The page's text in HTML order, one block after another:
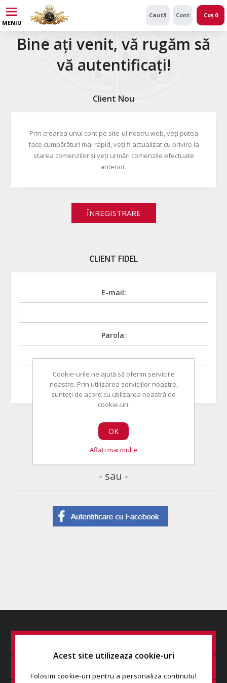
MENIU
Caută Cont Coș 0
Bine ați venit, vă rugăm să
vă autentificați!
Client Nou
Prin crearea unui cont pe site-ul nostru web, veți putea
face cumpărături mai rapid, veți fi actualizat cu privire la
starea comenzilor și veți urmări comenzile efectuate
anterior.
CLIENT FIDEL
E-mail:
Parola:
Ţine minte? Aţi uitat parola?
- sau -
Cookie-urile ne ajută să oferim serviciile
noastre. Prin utilizarea serviciilor noastre,
sunteți de acord cu utilizarea noastră de
cookie-uri.
OK
Aflați mai multe
Acest site utilizeaza cookie-uri
Folosim cookie-uri pentru a personaliza continutul